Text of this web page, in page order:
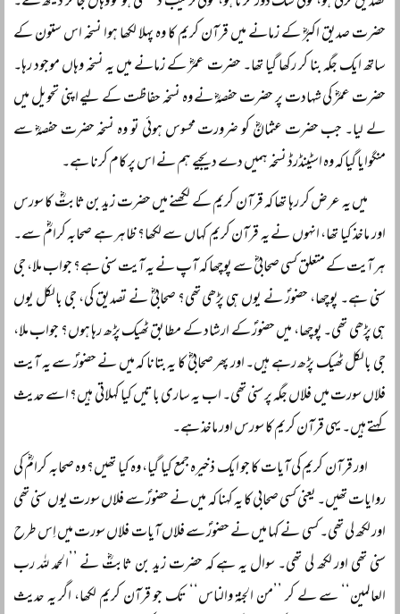
حضرت صدیق اکبرؓ کے زمانے میں قرآن کریم کا وہ پہلا لکھا ہوا نسخہ اس ستون کے
ساتھ ایک جگہ بنا کر رکھا گیا تھا۔ حضرت عمرؓ کے زمانے میں یہ نسخہ وہاں موجود رہا۔
حضرت عمرؓ کی شہادت پر حضرت حفصہؓ نے وہ نسخہ حفاظت کے لیے اپنی تحویل میں
لے لیا۔ جب حضرت عثمانؓ کو ضرورت محسوس ہوئی تو وہ نسخہ حضرت حفصہؓ سے
منگوایا گیا کہ وہ اسٹینڈرڈ نسخہ ہمیں دے دیجیے ہم نے اس پر کام کرنا ہے۔
میں یہ عرض کر رہا تھا کہ قرآن کریم کے لکھنے میں حضرت زید بن ثابتؓ کا سورس
اور ماخذ کیا تھا، انہوں نے یہ قرآن کریم کہاں سے لکھا؟ ظاہر ہے صحابہ کرامؓ سے۔
ہر آیت کے متعلق کسی صحابیؓ سے پوچھا کہ آپ نے یہ آیت سنی ہے؟ جواب ملا، جی
سنی ہے۔ پوچھا، حضورؐ نے یوں ہی پڑھی تھی؟ صحابیؓ نے تصدیق کی، جی بالکل یوں
ہی پڑھی تھی۔ پوچھا، میں حضورؐ کے ارشاد کے مطابق ٹھیک پڑھ رہا ہوں؟ جواب ملا،
جی بالکل ٹھیک پڑھ رہے ہیں۔ اور پھر صحابیؓ کا یہ بتانا کہ میں نے حضورؐ سے یہ آیت
فلاں سورت میں فلاں جگہ پر سنی تھی۔ اب یہ ساری باتیں کیا کہلاتی ہیں؟ اسے حدیث
کہتے ہیں۔ یہی قرآن کریم کا سورس اور ماخذ ہے۔
اور قرآن کریم کی آیات کا جو ایک ذخیرہ جمع کیا گیا، وہ کیا تھیں؟ وہ صحابہ کرامؓ کی
روایات تھیں۔ یعنی کسی صحابی کا یہ کہنا کہ میں نے حضورؐ سے فلاں سورت یوں سنی تھی
اور لکھ لی تھی۔ کسی نے کہا میں نے حضورؐ سے فلاں آیات فلاں سورت میں اِس طرح
سنی تھی اور لکھ لی تھی۔ سوال یہ ہے کہ حضرت زید بن ثابتؓ نے ’’الحمد للہ رب
العالمین‘‘ سے لے کر ’’من الجنۃ والناس‘‘ تک جو قرآن کریم لکھا، اگر یہ حدیث